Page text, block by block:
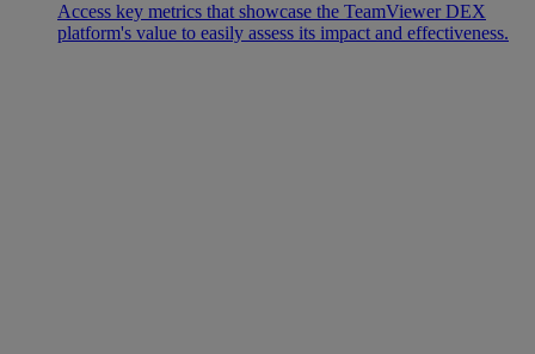
Access key metrics that showcase the TeamViewer DEX
platform's value to easily assess its impact and effectiveness.